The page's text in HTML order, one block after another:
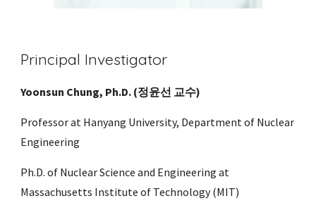
Principal Investigator
Yoonsun Chung, Ph.D. (정윤선 교수)
Professor at Hanyang University, Department of Nuclear
Engineering
Ph.D. of Nuclear Science and Engineering at
Massachusetts Institute of Technology (MIT)